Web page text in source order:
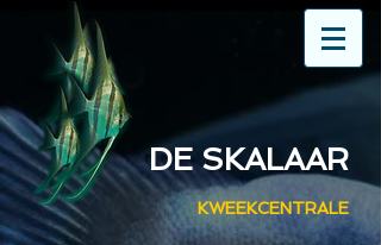
DE SKALAAR
KWEEKCENTRALE